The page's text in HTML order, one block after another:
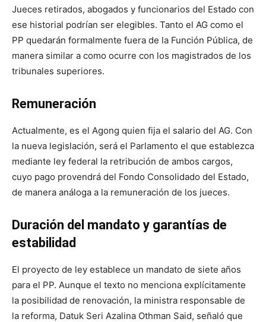
Jueces retirados, abogados y funcionarios del Estado con
ese historial podrían ser elegibles. Tanto el AG como el
PP quedarán formalmente fuera de la Función Pública, de
manera similar a como ocurre con los magistrados de los
tribunales superiores.
Remuneración
Actualmente, es el Agong quien fija el salario del AG. Con
la nueva legislación, será el Parlamento el que establezca
mediante ley federal la retribución de ambos cargos,
cuyo pago provendrá del Fondo Consolidado del Estado,
de manera análoga a la remuneración de los jueces.
Duración del mandato y garantías de
estabilidad
El proyecto de ley establece un mandato de siete años
para el PP. Aunque el texto no menciona explícitamente
la posibilidad de renovación, la ministra responsable de
la reforma, Datuk Seri Azalina Othman Said, señaló que